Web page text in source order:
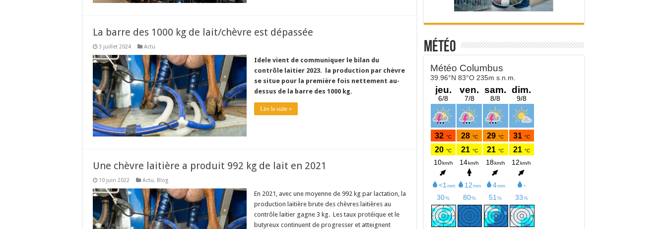
La barre des 1000 kg de lait/chèvre est dépassée
3 juillet 2024 Actu
Idele vient de communiquer le bilan du
contrôle laitier 2023. la production par chèvre
se situe pour la première fois nettement au-
dessus de la barre des 1000 kg.
Lire la suite »
Une chèvre laitière a produit 992 kg de lait en 2021
10 juin 2022 Actu, Blog
En 2021, avec une moyenne de 992 kg par lactation, la
production laitière brute des chèvres laitières au
contrôle laitier gagne 3 kg. Les taux protéique et le
butyreux continuent de progresser et atteignent
Météo